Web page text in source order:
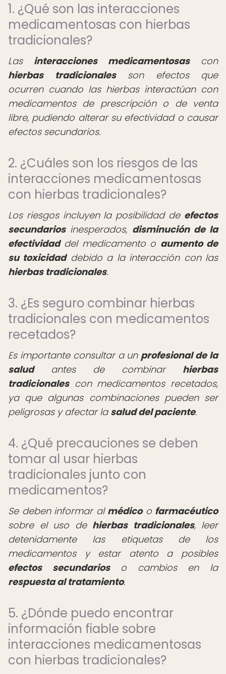
1. ¿Qué son las interacciones
medicamentosas con hierbas
tradicionales?
Las interacciones medicamentosascon
hierbas tradicionalesson efectos que
ocurren cuando las hierbas interactúan con
medicamentos de prescripción o de venta
libre, pudiendo alterar su efectividad o causar
efectos secundarios.
2. ¿Cuáles son los riesgos de las
interacciones medicamentosas
con hierbas tradicionales?
Los riesgos incluyen la posibilidad de efectos
secundariosinesperados, disminución de la
efectividaddel medicamento o aumento de
su toxicidaddebido a la interacción con las
hierbas tradicionales.
3. ¿Es seguro combinar hierbas
tradicionales con medicamentos
recetados?
Es importante consultar a un profesional de la
saludantes de combinar hierbas
tradicionalescon medicamentos recetados,
ya que algunas combinaciones pueden ser
peligrosas y afectar la salud del paciente.
4. ¿Qué precauciones se deben
tomar al usar hierbas
tradicionales junto con
medicamentos?
Se deben informar al médicoo farmacéutico
sobre el uso de hierbas tradicionales, leer
detenidamente las etiquetas de los
medicamentos y estar atento a posibles
efectos secundarioso cambios en la
respuesta al tratamiento.
5. ¿Dónde puedo encontrar
información fiable sobre
interacciones medicamentosas
con hierbas tradicionales?